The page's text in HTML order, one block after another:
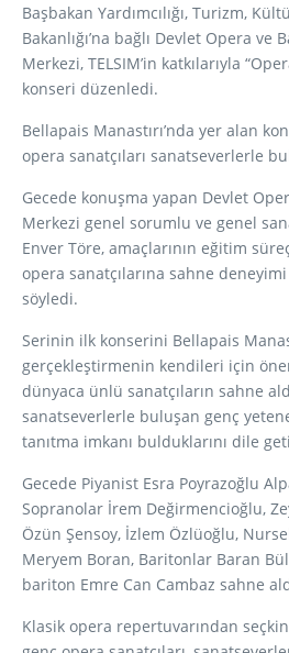
Başbakan Yardımcılığı, Turizm,
Bakanlığı’na bağlı Devlet Opera ve
Merkezi, TELSIM’in katkılarıyla
konseri düzenledi.
Bellapais Manastırı’nda yer alan
opera sanatçıları sanatseverlerle
Gecede konuşma yapan Devlet
Merkezi genel sorumlu ve genel
Enver Töre, amaçlarının eğitim
opera sanatçılarına sahne
söyledi.
Serinin ilk konserini Bellapais
gerçekleştirmenin kendileri için
dünyaca ünlü sanatçıların sahne
sanatseverlerle buluşan genç
tanıtma imkanı bulduklarını dile
Gecede Piyanist Esra Poyrazoğlu
Sopranolar İrem Değirmencioğlu,
Özün Şensoy, İzlem Özlüoğlu,
Meryem Boran, Baritonlar Baran
bariton Emre Can Cambaz sahne
Klasik opera repertuvarından